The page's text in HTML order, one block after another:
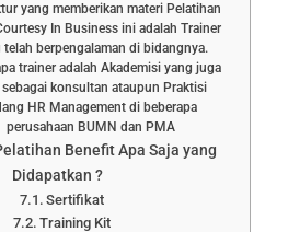
yang memberikan materi Pelatihan
In Business ini adalah Trainer
telah berpengalaman di bidangnya.
trainer adalah Akademisi yang juga
konsultan ataupun Praktisi
HR Management di beberapa
perusahaan BUMN dan PMA
Benefit Apa Saja yang
Didapatkan ?
Sertifikat
Training Kit